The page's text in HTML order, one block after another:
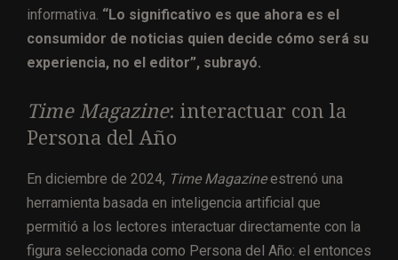
informativa. “Lo significativo es que ahora es el
consumidor de noticias quien decide cómo será su
experiencia, no el editor”, subrayó.
Time Magazine: interactuar con la
Persona del Año
En diciembre de 2024, Time Magazineestrenó una
herramienta basada en inteligencia artificial que
permitió a los lectores interactuar directamente con la
figura seleccionada como Persona del Año: el entonces